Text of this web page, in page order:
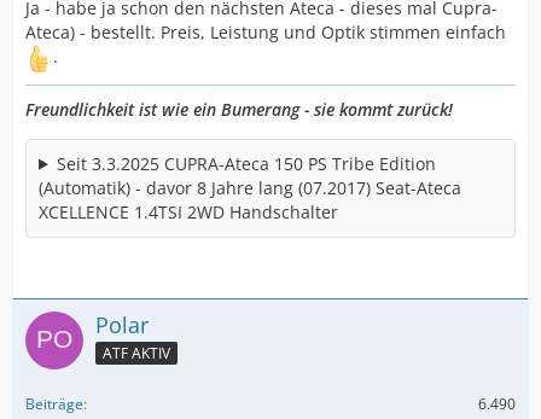
Ja - habe ja schon den nächsten Ateca - dieses mal Cupra-
Ateca) - bestellt. Preis, Leistung und Optik stimmen einfach
.
Freundlichkeit ist wie ein Bumerang - sie kommt zurück!
Seit 3.3.2025 CUPRA-Ateca 150 PS Tribe Edition
(Automatik) - davor 8 Jahre lang (07.2017) Seat-Ateca
XCELLENCE 1.4TSI 2WD Handschalter
Polar
ATF AKTIV
Beiträge
6.490